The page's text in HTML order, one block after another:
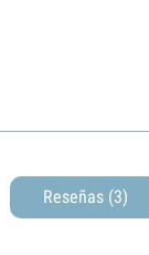
Reseñas (3)